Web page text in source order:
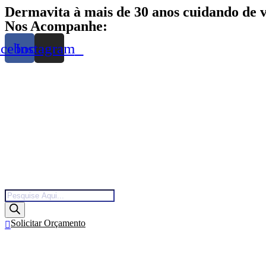
Skip
to
content
Dermavita à mais de 30 anos cuidando de
Nos Acompanhe:
Instagram
Products
search
Solicitar Orçamento